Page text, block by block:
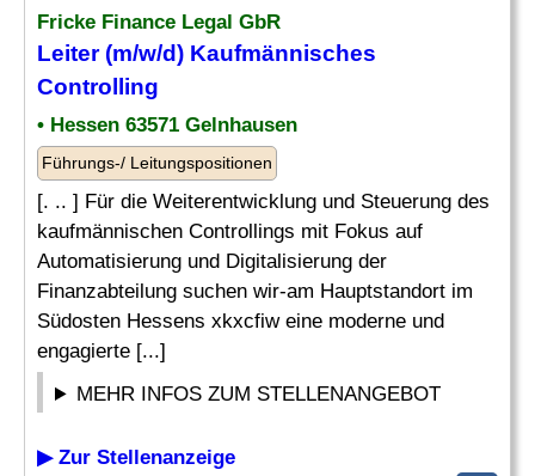
Fricke Finance Legal GbR
Leiter(m/w/d) Kaufmännisches
Controlling
• Hessen 63571 Gelnhausen
Führungs-/ Leitungspositionen
[. .. ] Für die Weiterentwicklung und Steuerung des
kaufmännischen Controllings mit Fokus auf
Automatisierung und Digitalisierung der
Finanzabteilung suchen wir-am Hauptstandort im
Südosten Hessens xkxcfiw eine moderne und
engagierte [...]
MEHR INFOS ZUM STELLENANGEBOT
▶ Zur Stellenanzeige